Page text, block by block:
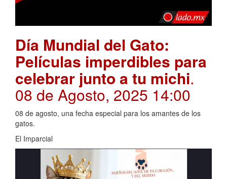
Día Mundial del Gato:
Películas imperdibles para
celebrar junto a tu michi.
08 de Agosto, 2025 14:00
08 de agosto, una fecha especial para los amantes de los
gatos.
El Imparcial